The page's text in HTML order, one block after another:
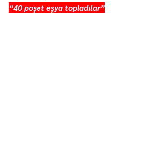
“40 poşet eşya topladılar”